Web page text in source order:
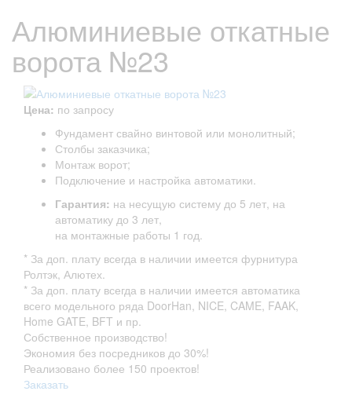
Алюминиевые откатные
ворота №23
Цена: по запросу
Фундамент свайно винтовой или монолитный;
Столбы заказчика;
Монтаж ворот;
Подключение и настройка автоматики.
Гарантия: на несущую систему до 5 лет, на
автоматику до 3 лет,
на монтажные работы 1 год.
* За доп. плату всегда в наличии имеется фурнитура
Ролтэк, Алютех.
* За доп. плату всегда в наличии имеется автоматика
всего модельного ряда DoorHan, NICE, CAME, FAAK,
Home GATE, BFT и пр.
Собственное производство!
Экономия без посредников до 30%!
Реализовано более 150 проектов!
Заказать